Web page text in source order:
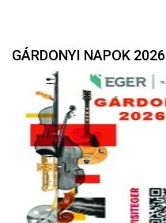
GÁRDONYI NAPOK 2026